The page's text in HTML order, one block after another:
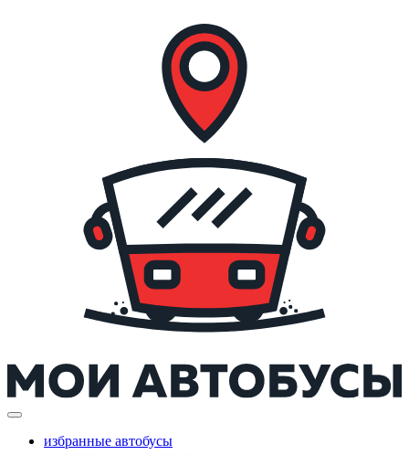
избранные автобусы